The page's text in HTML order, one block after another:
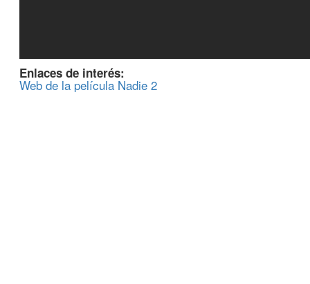
Enlaces de interés:
Web de la película Nadie 2